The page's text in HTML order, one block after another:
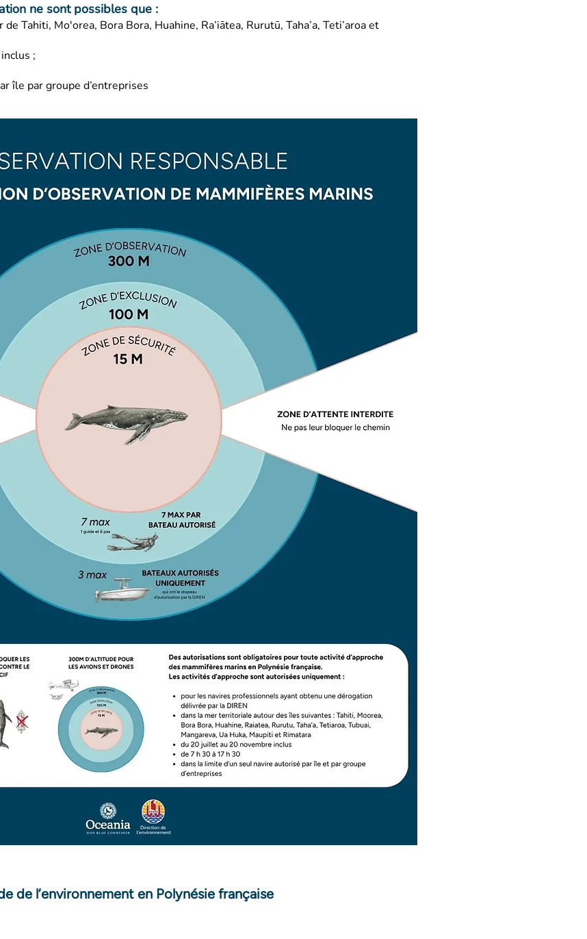
ne sont possibles que :
Tahiti, Mo'orea, Bora Bora, Huahine, Ra’iātea, Rurutū, Taha’a, Teti’aroa et
;
île par groupe d’entreprises
de l’environnement en Polynésie française